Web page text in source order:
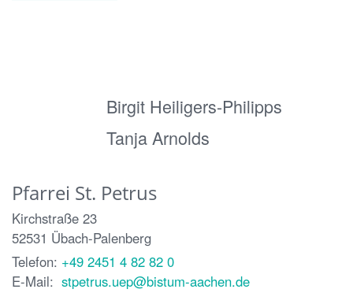
Birgit Heiligers-Philipps
Tanja Arnolds
Pfarrei St. Petrus
Kirchstraße 23
52531 Übach-Palenberg
Telefon: +49 2451 4 82 82 0
E-Mail: stpetrus.uep@bistum-aachen.de